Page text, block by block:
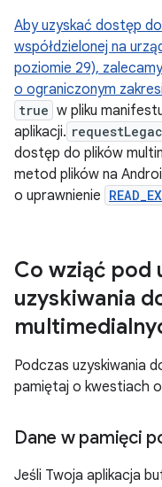
Aby uzyskać dostęp
współdzielonej na
poziomie 29),
o ograniczonym
true w pliku
aplikacji.
dostęp do plików
metod plików na
o uprawnienie
Co wziąć pod
uzyskiwania
Podczas uzyskiwania
pamiętaj o kwestiach
Dane w pamięci
Jeśli Twoja aplikacja